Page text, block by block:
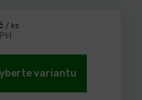
/ ks
variantu